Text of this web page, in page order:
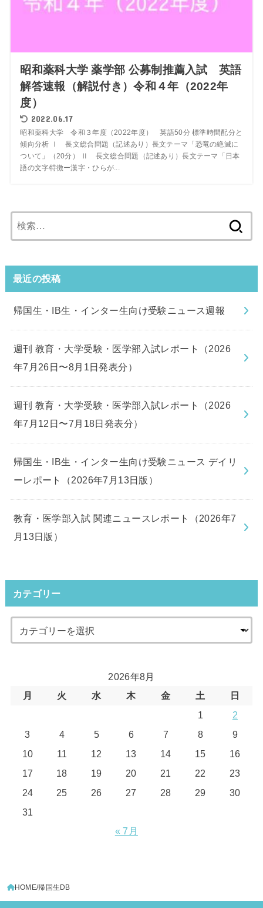
昭和薬科大学 薬学部 公募制推薦入試 英語
解答速報（解説付き）令和４年（2022年
度）
2022.06.17
昭和薬科大学 令和３年度（2022年度） 英語50分 標準時間配分と
傾向分析 Ⅰ 長文総合問題（記述あり）長文テーマ「恐竜の絶滅に
ついて」（20分） Ⅱ 長文総合問題（記述あり）長文テーマ「日本
語の文字特徴ー漢字・ひらが...
索:
最近の投稿
帰国生・IB生・インター生向け受験ニュース週報
週刊 教育・大学受験・医学部入試レポート（2026
年7月26日〜8月1日発表分）
週刊 教育・大学受験・医学部入試レポート（2026
年7月12日〜7月18日発表分）
帰国生・IB生・インター生向け受験ニュース デイリ
ーレポート（2026年7月13日版）
教育・医学部入試 関連ニュースレポート（2026年7
月13日版）
カテゴリー
2026年8月
月
火 水 木 金 土
日
1
2
3
4 5 6 7 8
9
10
11 12 13 14 15
16
17
18 19 20 21 22
23
24
25 26 27 28 29
30
31
« 7月
HOME 帰国生DB